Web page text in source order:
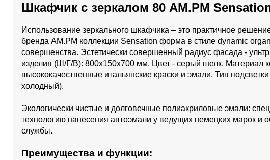
Шкафчик с зеркалом 80 AM.PM
Использование зеркального шкафчика – это практичное
бренда AM.PM коллекции Sensation форма в стиле dynamic
совершенства. Эстетически совершенный радиус фасада -
изделия (Ш/Г/В): 800x150x700 мм. Цвет - серый шелк.
высококачественные итальянские краски и эмали. Тип
холодный).
Экологически чистые и долговечные полиакриловые эмали:
технологию нанесения автоэмали у ведущих немецких марок и
службы.
Преимущества и функции: